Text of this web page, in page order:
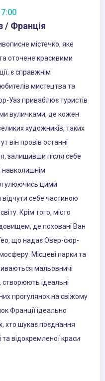
/ Франція
містечко, яке
оточене красивими
є справжнім
мистецтва та
Уаз приваблює туристів
вуличками, де кожен
художників, таких
він провів останні
залишивши після себе
навколишнім
цими
себе частиною
Крім того, місто
де поховані Ван
що надає Овер-сюр-
Місцеві парки та
мальовничі
створюють ідеальні
прогулянок на свіжому
Франції ідеально
хто шукає поєднання
та відокремленої краси